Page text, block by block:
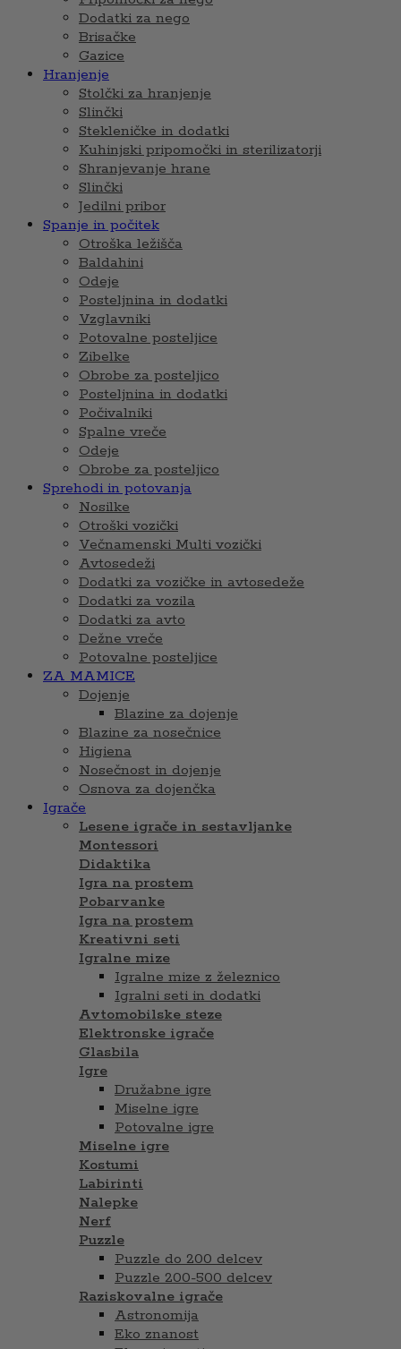
Dodatki za nego
Brisačke
Gazice
Hranjenje
Stolčki za hranjenje
Slinčki
Stekleničke in dodatki
Kuhinjski pripomočki in sterilizatorji
Shranjevanje hrane
Slinčki
Jedilni pribor
Spanje in počitek
Otroška ležišča
Baldahini
Odeje
Posteljnina in dodatki
Vzglavniki
Potovalne posteljice
Zibelke
Obrobe za posteljico
Posteljnina in dodatki
Počivalniki
Spalne vreče
Odeje
Obrobe za posteljico
Sprehodi in potovanja
Nosilke
Otroški vozički
Večnamenski Multi vozički
Avtosedeži
Dodatki za vozičke in avtosedeže
Dodatki za vozila
Dodatki za avto
Dežne vreče
Potovalne posteljice
ZA MAMICE
Dojenje
Blazine za dojenje
Blazine za nosečnice
Higiena
Nosečnost in dojenje
Osnova za dojenčka
Igrače
Lesene igrače in sestavljanke
Montessori
Didaktika
Igra na prostem
Pobarvanke
Igra na prostem
Kreativni seti
Igralne mize
Igralne mize z železnico
Igralni seti in dodatki
Avtomobilske steze
Elektronske igrače
Glasbila
Igre
Družabne igre
Miselne igre
Potovalne igre
Miselne igre
Kostumi
Labirinti
Nalepke
Nerf
Puzzle
Puzzle do 200 delcev
Puzzle 200-500 delcev
Raziskovalne igrače
Astronomija
Eko znanost